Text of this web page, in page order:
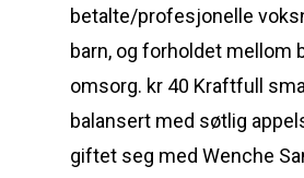
betalte/profesjonelle
barn, og forholdet mellom
omsorg. kr 40 Kraftfull
balansert med søtlig
giftet seg med Wenche